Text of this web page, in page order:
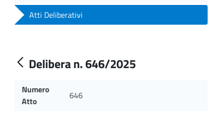
Atti Deliberativi
Delibera n. 646/2025
Numero
Atto
646